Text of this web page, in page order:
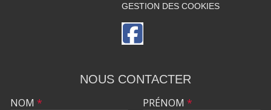
GESTION DES COOKIES
NOUS CONTACTER
NOM * PRÉNOM *